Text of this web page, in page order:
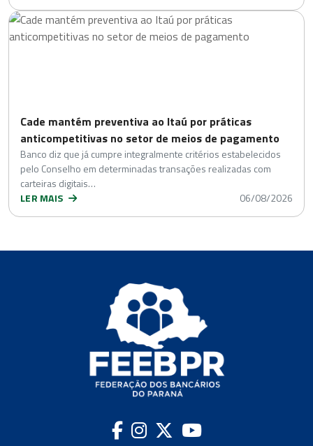
Cade mantém preventiva ao Itaú por práticas
anticompetitivas no setor de meios de pagamento
Banco diz que já cumpre integralmente critérios estabelecidos
pelo Conselho em determinadas transações realizadas com
carteiras digitais…
LER MAIS
06/08/2026